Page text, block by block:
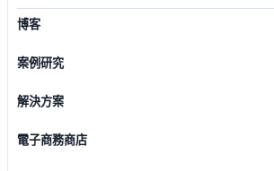
博客
案例研究
解決方案
電子商務商店